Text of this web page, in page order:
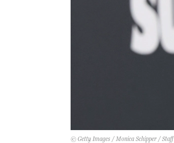
© Getty Images / Monica Schipper / Staff